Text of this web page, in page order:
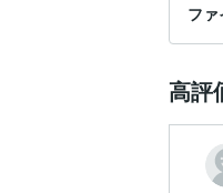
フ
高評